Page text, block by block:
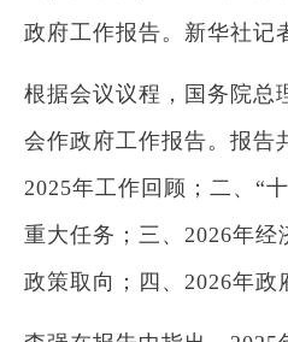
政府工作报告。新华社记
根据会议议程，国务院总
会作政府工作报告。报告
2025年工作回顾；二、“
重大任务；三、2026年经
政策取向；四、2026年政